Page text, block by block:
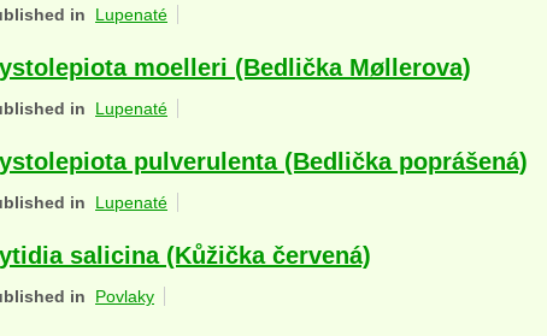
in Lupenaté
moelleri (Bedlička Møllerova)
in Lupenaté
pulverulenta (Bedlička poprášená)
in Lupenaté
salicina (Kůžička červená)
in Povlaky